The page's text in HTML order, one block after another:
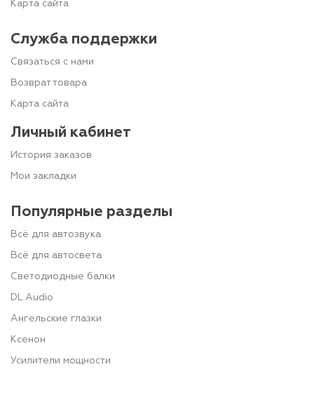
Карта сайта
Служба поддержки
Связаться с нами
Возврат товара
Карта сайта
Личный кабинет
История заказов
Мои закладки
Популярные разделы
Всё для автозвука
Всё для автосвета
Светодиодные балки
DL Audio
Ангельские глазки
Ксенон
Усилители мощности